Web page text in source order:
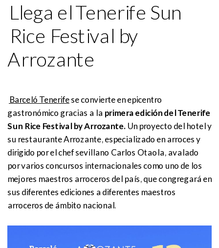
Llega el Tenerife Sun
Rice Festival by
Arrozante
Barceló Tenerifese convierte en epicentro
gastronómico gracias a la primera edición del Tenerife
Sun Rice Festival by Arrozante.Un proyecto del hotel y
su restaurante Arrozante, especializado en arroces y
dirigido por el chef sevillano Carlos Otaola, avalado
por varios concursos internacionales como uno de los
mejores maestros arroceros del país, que congregará en
sus diferentes ediciones a diferentes maestros
arroceros de ámbito nacional.